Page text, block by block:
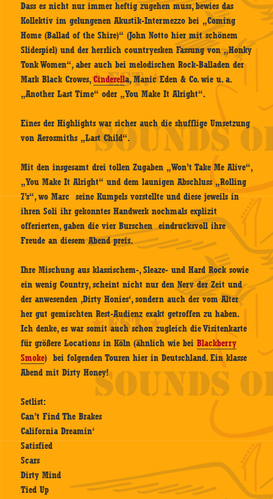
Dass es nicht nur immer heftig zugehen muss, bewies das
Kollektiv im gelungenen Akustik-Intermezzo bei „Coming
Home (Ballad of the Shire)“ (John Notto hier mit schönem
Slidespiel) und der herrlich countryesken Fassung von „Honky
Tonk Women“, aber auch bei melodischen Rock-Balladen der
Mark Black Crowes,Cinderella, Manic Eden & Co. wie u. a.
„Another Last Time“ oder „You Make It Alright“.
Eines der Highlights war sicher auch die shufflige Umsetzung
von Aerosmiths „Last Child“.
Mit den insgesamt drei tollen Zugaben „Won’t Take Me Alive“,
„You Make It Alright“ und dem launigen Abschluss „Rolling
7’s“, wo Marc seine Kumpels vorstellte und diese jeweils in
ihren Soli ihr gekonntes Handwerk nochmals explizit
offerierten, gaben die vier Burschen eindrucksvoll ihre
Freude an diesem Abend preis.
Ihre Mischung aus klassischem-, Sleaze- und Hard Rock sowie
ein wenig Country, scheint nicht nur den Nerv der Zeit und
der anwesenden ‚Dirty Honies‘, sondern auch der vom Alter
her gut gemischten Rest-Audienz exakt getroffen zu haben.
Ich denke, es war somit auch schon zugleich die Visitenkarte
für größere Locations in Köln (ähnlich wie beiBlackberry
Smoke) bei folgenden Touren hier in Deutschland. Ein klasse
Abend mit Dirty Honey!
Setlist:
Can’t Find The Brakes
California Dreamin‘
Satisfied
Scars
Dirty Mind
Tied Up